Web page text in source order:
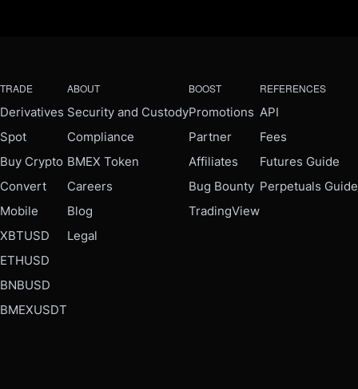
TRADE
Derivatives
Spot
Buy Crypto
Convert
Mobile
XBTUSD
ETHUSD
BNBUSD
BMEXUSDT
ABOUT
Security and Custody
Compliance
BMEX Token
Careers
Blog
Legal
BOOST
Promotions
Partner
Affiliates
Bug Bounty
TradingView
REFERENCES
API
Fees
Futures Guide
Perpetuals Guide